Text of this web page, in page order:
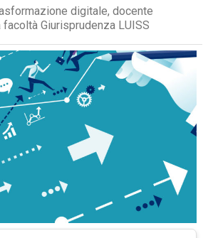
digitale, docente
Giurisprudenza LUISS